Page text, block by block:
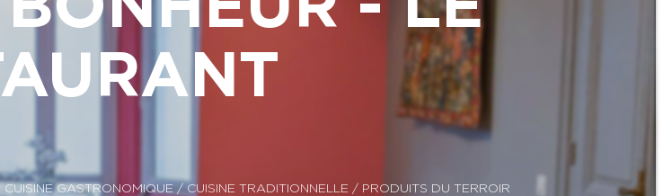
CUISINE GASTRONOMIQUE / CUISINE TRADITIONNELLE / PRODUITS DU TERROIR